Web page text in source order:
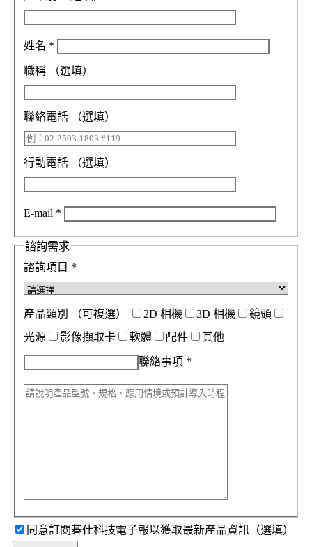
姓名 *
職稱 （選填）
聯絡電話 （選填）
行動電話 （選填）
E-mail *
諮詢需求
諮詢項目 *
產品類別 （可複選） 2D 相機 3D 相機
鏡頭
光源
影像擷取卡 軟體 配件 其他
聯絡事項 *
同意訂閱碁仕科技電子報以獲取最新產品資訊（選填）